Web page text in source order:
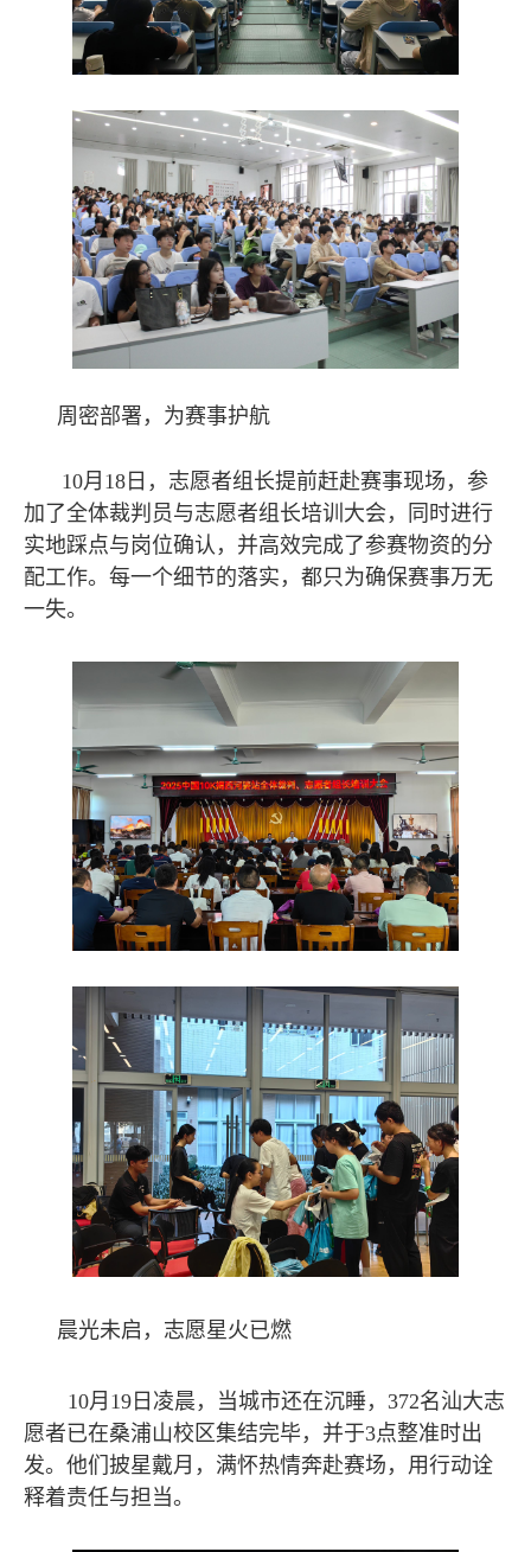
周密部署，为赛事护航
10月18日，志愿者组长提前赶赴赛事现场，参
加了全体裁判员与志愿者组长培训大会，同时进行
实地踩点与岗位确认，并高效完成了参赛物资的分
配工作。每一个细节的落实，都只为确保赛事万无
一失。
晨光未启，志愿星火已燃
10月19日凌晨，当城市还在沉睡，372名汕大志
愿者已在桑浦山校区集结完毕，并于3点整准时出
发。他们披星戴月，满怀热情奔赴赛场，用行动诠
释着责任与担当。